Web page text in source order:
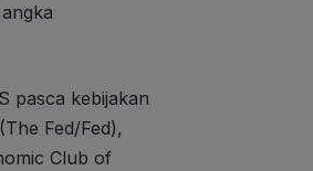
pasca kebijakan
Fed/Fed),
Club of